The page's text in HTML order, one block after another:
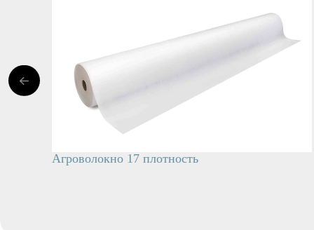
Агроволокно 17 плотность